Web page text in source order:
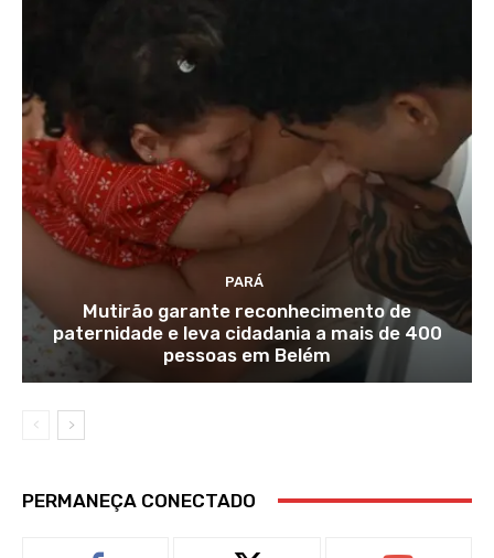
PARÁ
Mutirão garante reconhecimento de
paternidade e leva cidadania a mais de 400
pessoas em Belém
PERMANEÇA CONECTADO